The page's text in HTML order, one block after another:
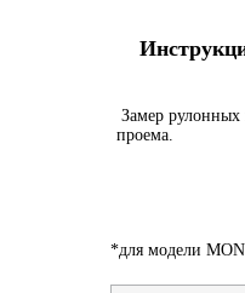
Замер рулонных
проема.
*для модели